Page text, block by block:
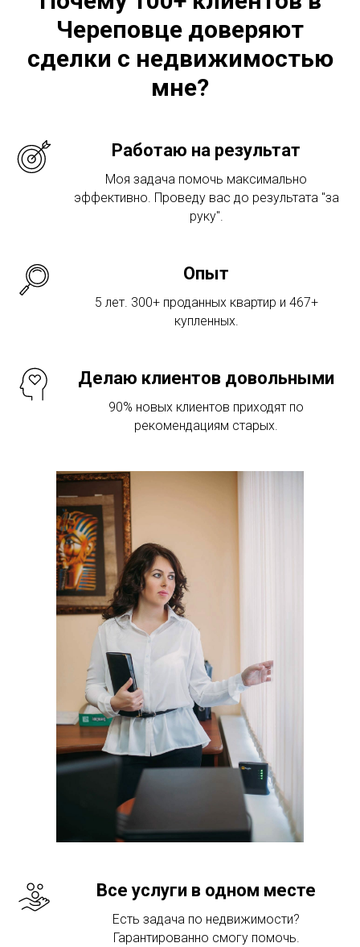
Череповце доверяют
сделки с недвижимостью
мне?
Работаю на результат
Моя задача помочь максимально
эффективно. Проведу вас до результата "за
руку".
Опыт
5 лет. 300+ проданных квартир и 467+
купленных.
Делаю клиентов довольными
90% новых клиентов приходят по
рекомендациям старых.
Все услуги в одном месте
Есть задача по недвижимости?
Гарантированно смогу помочь.